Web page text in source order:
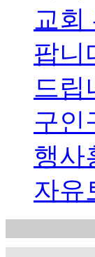
교회
팝니
드립
구인
행사
자유